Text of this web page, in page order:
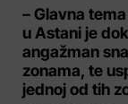
– Glavna
u Astani je
angažman
zonama, te
jednoj od tih